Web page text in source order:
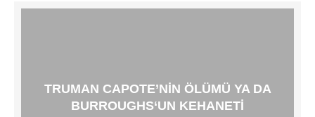
TRUMAN CAPOTE’NIN ÖLÜMÜ YA DA
BURROUGHS‘UN KEHANETI